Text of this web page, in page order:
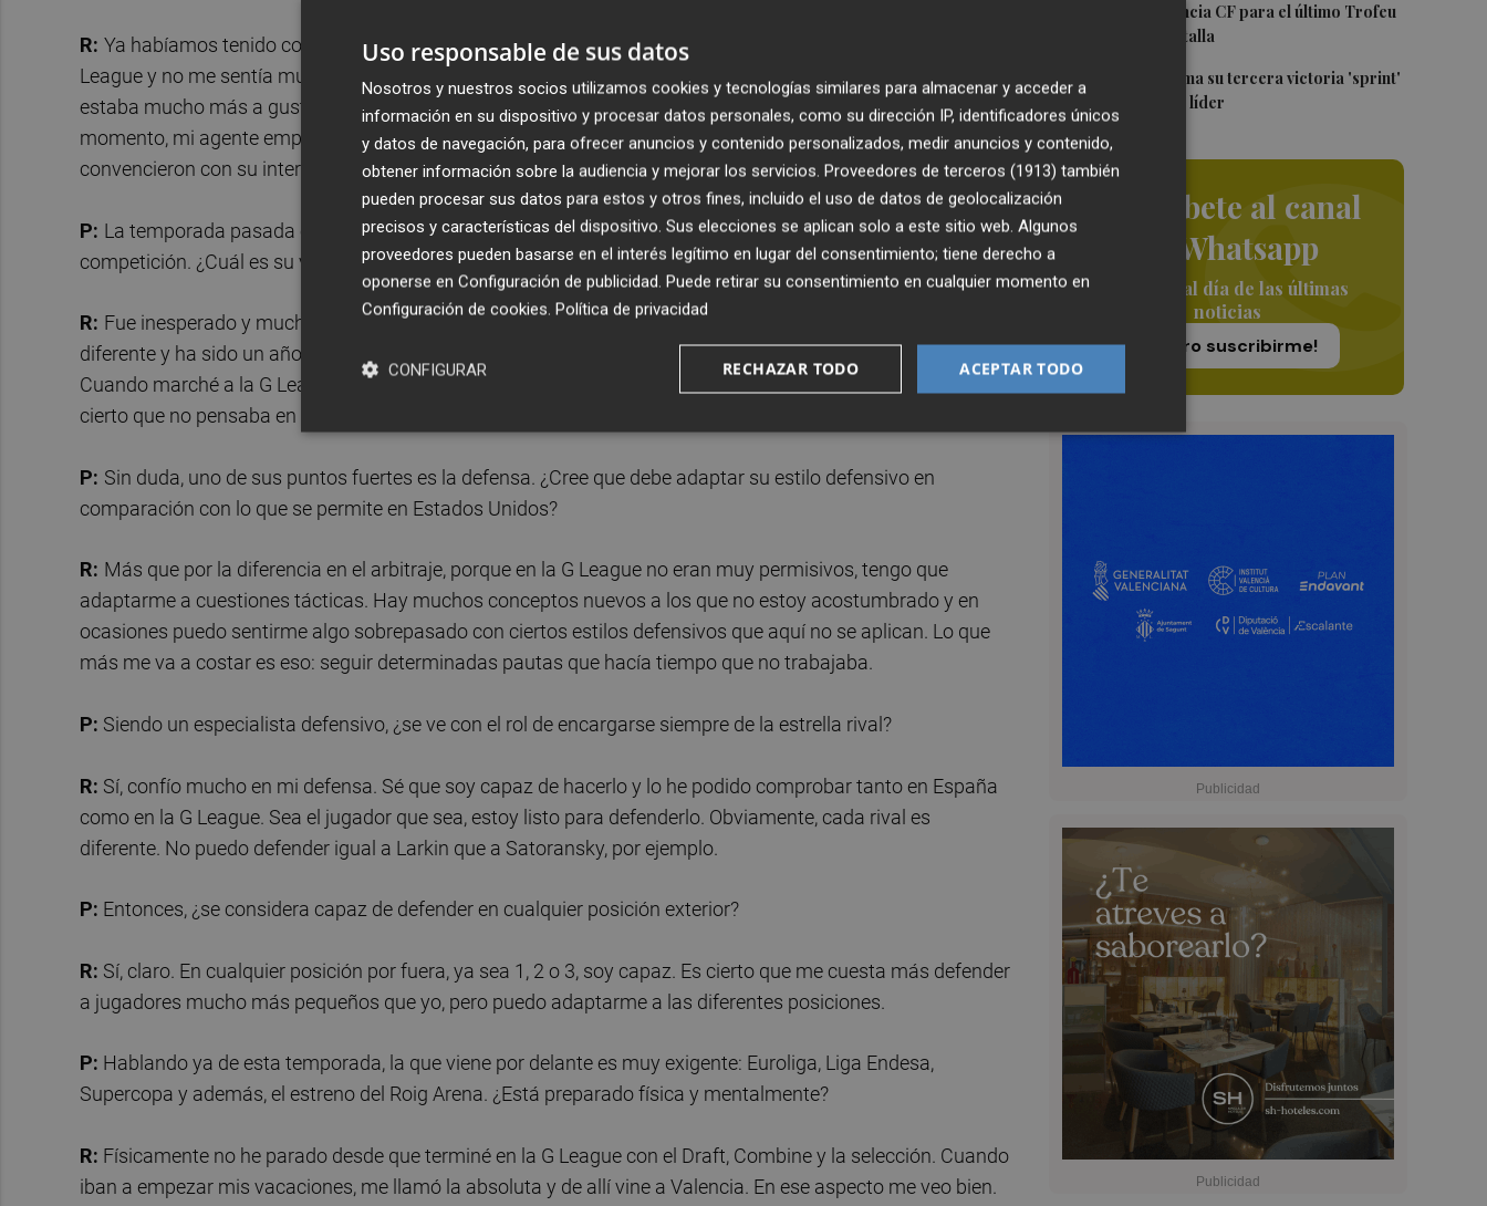
El once del Valencia CF para el último Trofeu
Taronja de Mestalla
5 Jorge Martín suma su tercera victoria 'sprint'
del año y es más líder
Suscríbete al canal
de Whatsapp
Siempre al día de las últimas
noticias
¡Quiero suscribirme!
R: Ya habíamos tenido contactos antes, pero yo estaba decidido a ir a Estados Unidos. Llegó la Summer
League y no me sentía muy cómodo; además, empecé a ir con España B. Ahí fue donde me di cuenta de que
estaba mucho más a gusto en España y le dije a mi gente que quería buscar un equipo aquí. En ese
momento, mi agente empezó a hablar con Valencia Basket y todo se resolvió bastante rápido porque me
convencieron con su interés.
P: La temporada pasada estuvo en la G League y fue escogido en el mejor quinteto defensivo de la
competición. ¿Cuál es su valoración sobre esa etapa en Estados Unidos?
R: Fue inesperado y mucho mejor de lo que esperaba. Yo lo imaginaba de una manera completamente
diferente y ha sido un año sobresaliente. Si no fuera por eso, no podría estar aquí, y ese era mi objetivo.
Cuando marché a la G League mi meta no era llegar a la NBA, sino captar la atención de equipos ACB. Es
cierto que no pensaba en un club del nivel de Valencia, pero me ha salido redondo.
P: Sin duda, uno de sus puntos fuertes es la defensa. ¿Cree que debe adaptar su estilo defensivo en
comparación con lo que se permite en Estados Unidos?
R: Más que por la diferencia en el arbitraje, porque en la G League no eran muy permisivos, tengo que
adaptarme a cuestiones tácticas. Hay muchos conceptos nuevos a los que no estoy acostumbrado y en
ocasiones puedo sentirme algo sobrepasado con ciertos estilos defensivos que aquí no se aplican. Lo que
más me va a costar es eso: seguir determinadas pautas que hacía tiempo que no trabajaba.
P: Siendo un especialista defensivo, ¿se ve con el rol de encargarse siempre de la estrella rival?
R: Sí, confío mucho en mi defensa. Sé que soy capaz de hacerlo y lo he podido comprobar tanto en España
como en la G League. Sea el jugador que sea, estoy listo para defenderlo. Obviamente, cada rival es
diferente. No puedo defender igual a Larkin que a Satoransky, por ejemplo.
P: Entonces, ¿se considera capaz de defender en cualquier posición exterior?
R: Sí, claro. En cualquier posición por fuera, ya sea 1, 2 o 3, soy capaz. Es cierto que me cuesta más defender
a jugadores mucho más pequeños que yo, pero puedo adaptarme a las diferentes posiciones.
P: Hablando ya de esta temporada, la que viene por delante es muy exigente: Euroliga, Liga Endesa,
Supercopa y además, el estreno del Roig Arena. ¿Está preparado física y mentalmente?
R: Físicamente no he parado desde que terminé en la G League con el Draft, Combine y la selección. Cuando
iban a empezar mis vacaciones, me llamó la absoluta y de allí vine a Valencia. En ese aspecto me veo bien.
Uso responsable de sus datos
Nosotros y nuestros socios utilizamos cookies y tecnologías similares para almacenar y acceder a
información en su dispositivo y procesar datos personales, como su dirección IP, identificadores únicos
y datos de navegación, para ofrecer anuncios y contenido personalizados, medir anuncios y contenido,
obtener información sobre la audiencia y mejorar los servicios. Proveedores de terceros (1913) también
pueden procesar sus datos para estos y otros fines, incluido el uso de datos de geolocalización
precisos y características del dispositivo. Sus elecciones se aplican solo a este sitio web. Algunos
proveedores pueden basarse en el interés legítimo en lugar del consentimiento; tiene derecho a
oponerse en Configuración de publicidad. Puede retirar su consentimiento en cualquier momento en
Configuración de cookies. Política de privacidad
ACEPTAR TODO
RECHAZAR TODO
CONFIGURAR